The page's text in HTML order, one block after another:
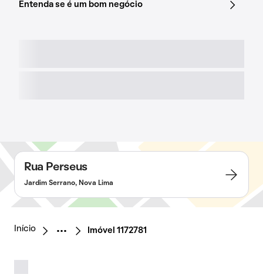
Entenda se é um bom negócio
Rua Perseus
Jardim Serrano, Nova Lima
Início Imóvel 1172781